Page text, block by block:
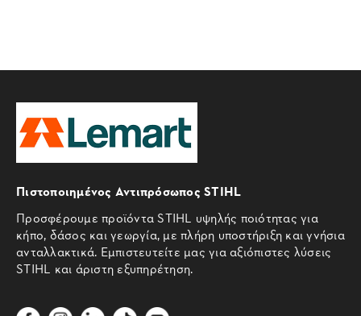
Πιστοποιημένος Αντιπρόσωπος STIHL
Προσφέρουμε προϊόντα STIHL υψηλής ποιότητας για
κήπο, δάσος και γεωργία, με πλήρη υποστήριξη και γνήσια
ανταλλακτικά. Εμπιστευτείτε μας για αξιόπιστες λύσεις
STIHL και άριστη εξυπηρέτηση.